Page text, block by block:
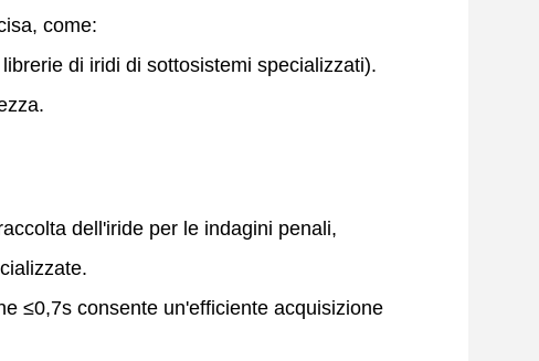
come:
di iridi di sottosistemi specializzati).
dell'iride per le indagini penali,
≤0,7s consente un'efficiente acquisizione